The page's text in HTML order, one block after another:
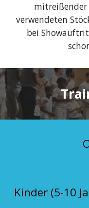
mitreißender
verwendeten
bei
Kinder (5-10